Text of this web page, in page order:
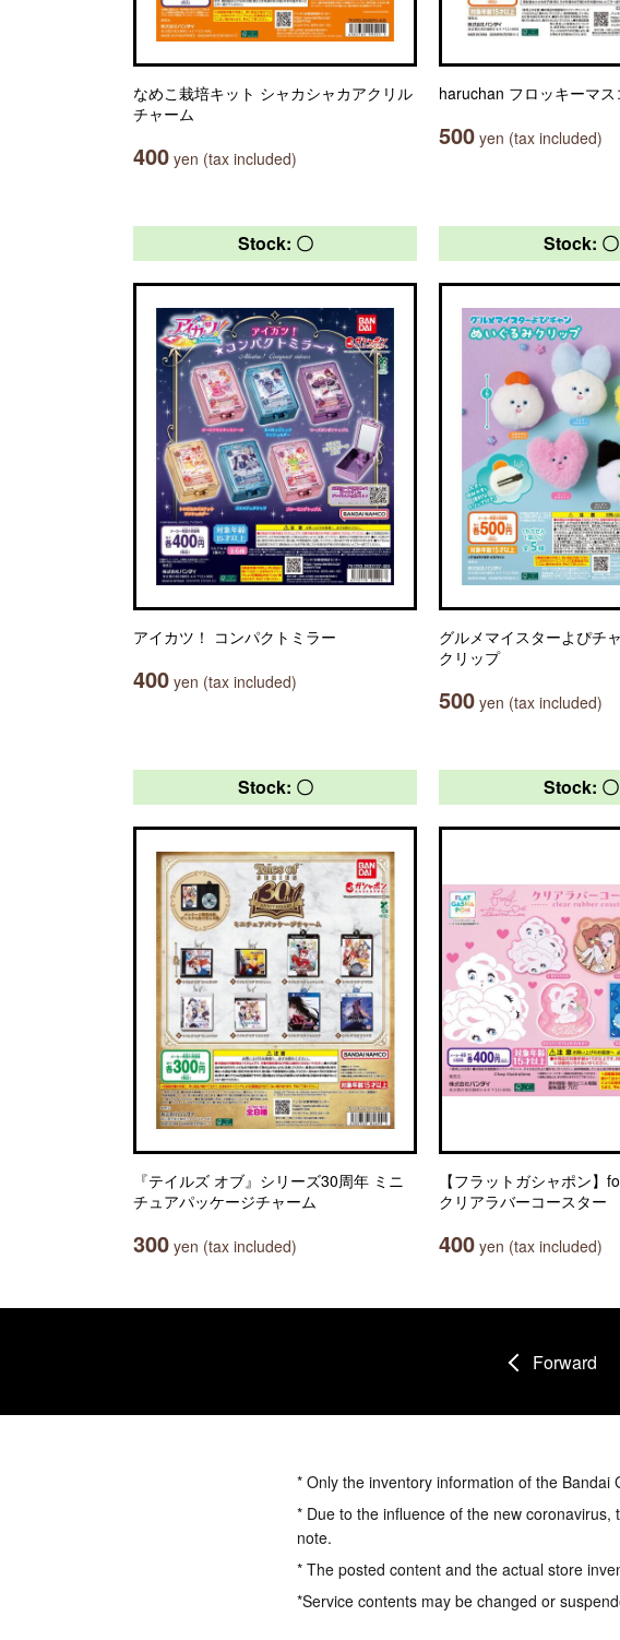
なめこ栽培キット シャカシャカアクリル
チャーム
400 yen (tax included)
haruchan フロッキーマス
500 yen (tax included)
Stock: 〇
アイカツ！ コンパクトミラー
400 yen (tax included)
Stock: 〇
グルメマイスターよぴチ
クリップ
500 yen (tax included)
Stock: 〇
『テイルズ オブ』シリーズ30周年 ミニ
チュアパッケージチャーム
300 yen (tax included)
Stock: 〇
【フラットガシャポン】
クリアラバーコースター
400 yen (tax included)
Forward
* Only the inventory information of the
* Due to the influence of the new
note.
* The posted content and the actual store
*Service contents may be changed or